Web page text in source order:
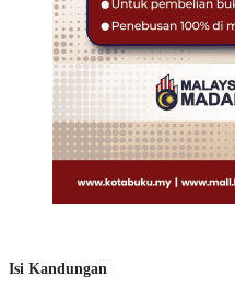
Isi Kandungan